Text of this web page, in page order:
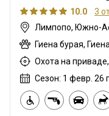
10.0
3
Лимпопо, Южно-
Сезон: 1 февр. 26